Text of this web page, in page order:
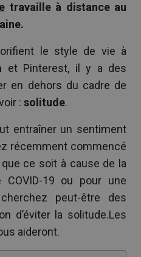
travaille à distance au
le style de vie à
et Pinterest, il y a des
en dehors du cadre de
: solitude.
entraîner un sentiment
récemment commencé
ce soit à cause de la
COVID-19 ou pour une
peut-être des
d’éviter la solitude.Les
aideront.